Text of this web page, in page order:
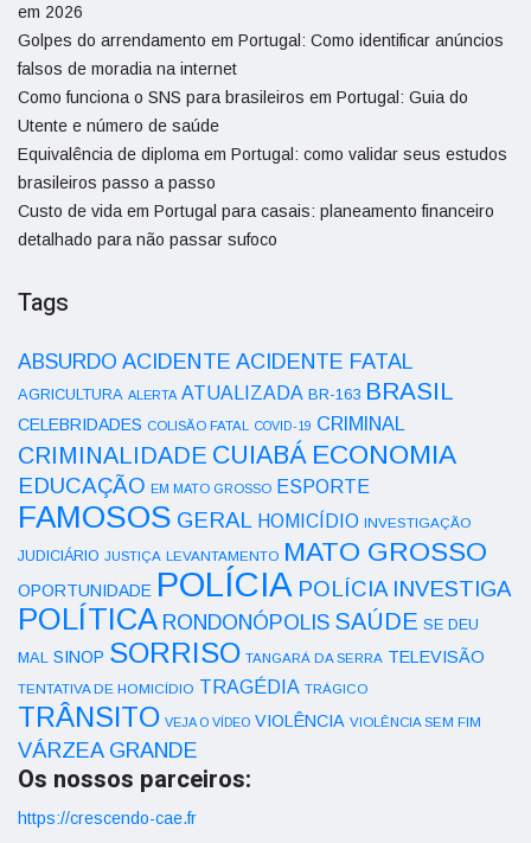
em 2026
Golpes do arrendamento em Portugal: Como identificar anúncios
falsos de moradia na internet
Como funciona o SNS para brasileiros em Portugal: Guia do
Utente e número de saúde
Equivalência de diploma em Portugal: como validar seus estudos
brasileiros passo a passo
Custo de vida em Portugal para casais: planeamento financeiro
detalhado para não passar sufoco
Tags
ABSURDO ACIDENTE ACIDENTE FATAL
AGRICULTURA ALERTA ATUALIZADA BR-163 BRASIL
CELEBRIDADES COLISÃO FATAL COVID-19 CRIMINAL
CRIMINALIDADE CUIABÁ ECONOMIA
EDUCAÇÃO EM MATO GROSSO ESPORTE
FAMOSOS GERAL HOMICÍDIO INVESTIGAÇÃO
JUDICIÁRIO JUSTIÇA LEVANTAMENTO MATO GROSSO
OPORTUNIDADE POLÍCIA POLÍCIA INVESTIGA
POLÍTICA RONDONÓPOLIS SAÚDE SE DEU
MAL SINOP SORRISO TANGARÁ DA SERRA TELEVISÃO
TENTATIVA DE HOMICÍDIO TRAGÉDIA TRÁGICO
TRÂNSITO VEJA O VÍDEO VIOLÊNCIA VIOLÊNCIA SEM FIM
VÁRZEA GRANDE
Os nossos parceiros:
https://crescendo-cae.fr